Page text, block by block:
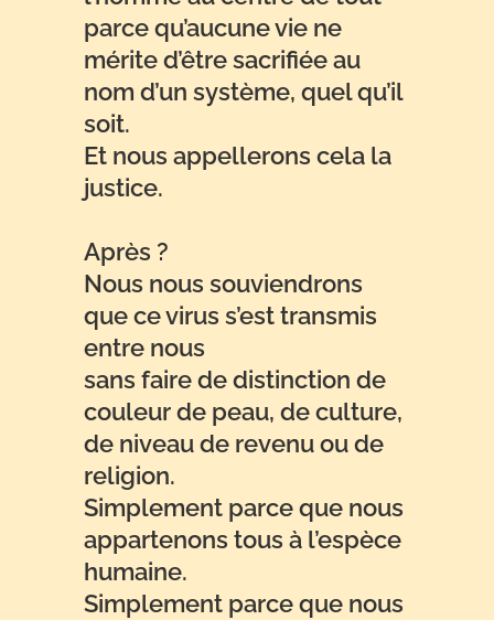
parce qu’aucune vie ne
mérite d’être sacrifiée au
nom d’un système, quel qu’il
soit.
Et nous appellerons cela la
justice.
Après ?
Nous nous souviendrons
que ce virus s’est transmis
entre nous
sans faire de distinction de
couleur de peau, de culture,
de niveau de revenu ou de
religion.
Simplement parce que nous
appartenons tous à l’espèce
humaine.
Simplement parce que nous